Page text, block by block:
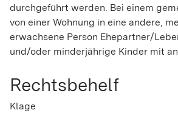
durchgeführt werden. Bei einem
von einer Wohnung in eine andere,
erwachsene Person Ehepartner/
und/oder minderjährige Kinder mit
Rechtsbehelf
Klage